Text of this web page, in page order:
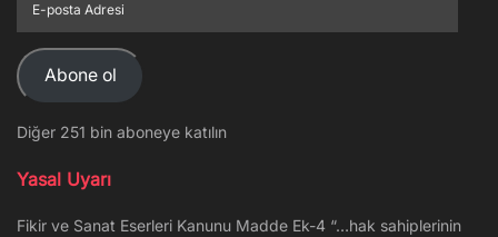
posta
Adresi
Abone ol
Diğer 251 bin aboneye katılın
Yasal Uyarı
Fikir ve Sanat Eserleri Kanunu Madde Ek-4 “…hak sahiplerinin